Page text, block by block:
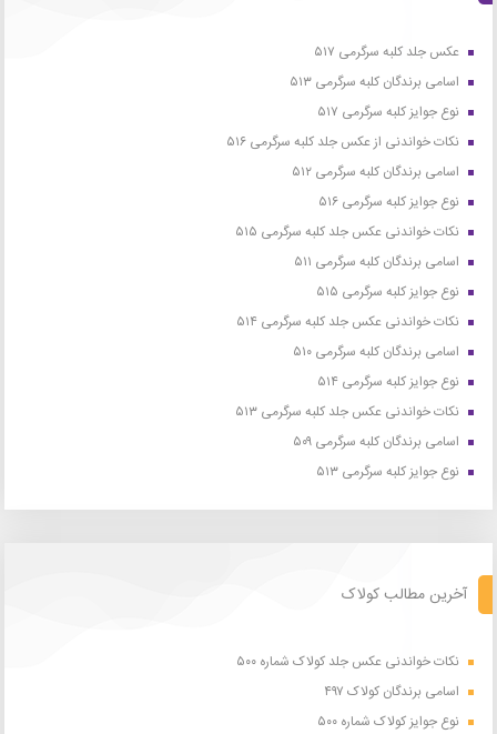
عکس جلد کلبه سرگرمی ۵۱۷
اسامی برندگان کلبه سرگرمی ۵۱۳
نوع جوایز کلبه سرگرمی ۵۱۷
نکات خواندنی از عکس جلد کلبه سرگرمی ۵۱۶
اسامی برندگان کلبه سرگرمی ۵۱۲
نوع جوایز کلبه سرگرمی ۵۱۶
نکات خواندنی عکس جلد کلبه سرگرمی ۵۱۵
اسامی برندگان کلبه سرگرمی ۵۱۱
نوع جوایز کلبه سرگرمی ۵۱۵
نکات خواندنی عکس جلد کلبه سرگرمی ۵۱۴
اسامی برندگان کلبه سرگرمی ۵۱۰
نوع جوایز کلبه سرگرمی ۵۱۴
نکات خواندنی عکس جلد کلبه سرگرمی ۵۱۳
اسامی برندگان کلبه سرگرمی ۵۰۹
نوع جوایز کلبه سرگرمی ۵۱۳
آخرین مطالب کولاک
نکات خواندنی عکس جلد کولاک شماره ۵۰۰
اسامی برندگان کولاک ۴۹۷
نوع جوایز کولاک شماره ۵۰۰